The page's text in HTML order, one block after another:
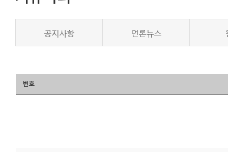
공지사항 언론뉴스
번호